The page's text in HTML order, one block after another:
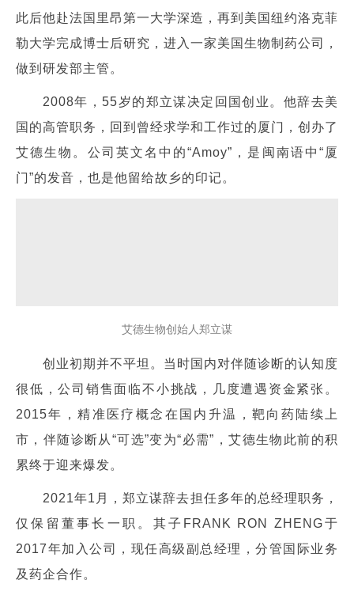
此后他赴法国里昂第一大学深造，再到美国纽约洛克菲
勒大学完成博士后研究，进入一家美国生物制药公司，
做到研发部主管。
2008年，55岁的郑立谋决定回国创业。他辞去美
国的高管职务，回到曾经求学和工作过的厦门，创办了
艾德生物。公司英文名中的“Amoy”，是闽南语中“厦
门”的发音，也是他留给故乡的印记。
艾德生物创始人郑立谋
创业初期并不平坦。当时国内对伴随诊断的认知度
很低，公司销售面临不小挑战，几度遭遇资金紧张。
2015年，精准医疗概念在国内升温，靶向药陆续上
市，伴随诊断从“可选”变为“必需”，艾德生物此前的积
累终于迎来爆发。
2021年1月，郑立谋辞去担任多年的总经理职务，
仅保留董事长一职。其子FRANK RON ZHENG于
2017年加入公司，现任高级副总经理，分管国际业务
及药企合作。